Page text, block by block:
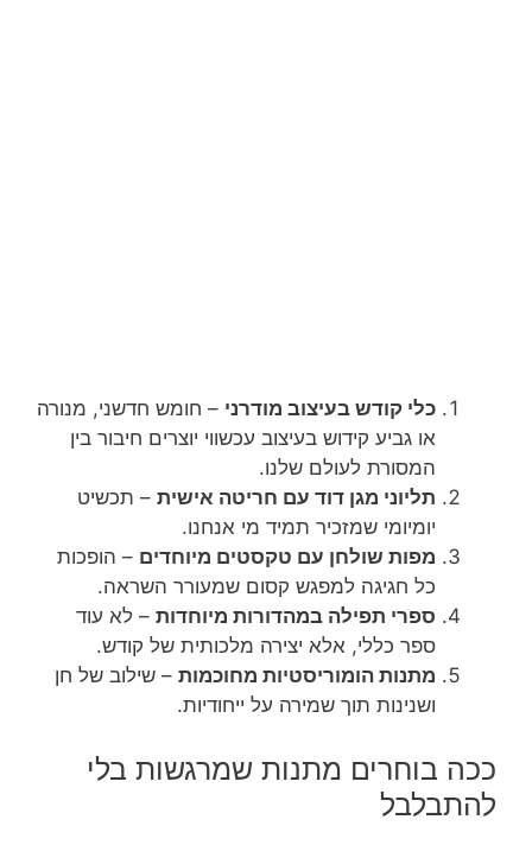
כלי קודש בעיצוב מודרני – חומש חדשני, מנורה
או גביע קידוש בעיצוב עכשווי יוצרים חיבור בין
המסורת לעולם שלנו.
תליוני מגן דוד עם חריטה אישית – תכשיט
יומיומי שמזכיר תמיד מי אנחנו.
מפות שולחן עם טקסטים מיוחדים – הופכות
כל חגיגה למפגש קסום שמעורר השראה.
ספרי תפילה במהדורות מיוחדות – לא עוד
ספר כללי, אלא יצירה מלכותית של קודש.
מתנות הומוריסטיות מחוכמות – שילוב של חן
ושנינות תוך שמירה על ייחודיות.
ככה בוחרים מתנות שמרגשות בלי
להתבלבל